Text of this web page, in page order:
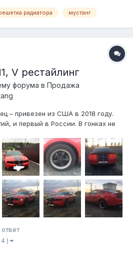
радиатора мустанг
V рестайлинг
форума в Продажа
– привезен из США в 2018 году.
и первый в России. В гонках не
за ваш счет. Автомобиль
На гражданина РФ. Ставил на учет
ответ
)